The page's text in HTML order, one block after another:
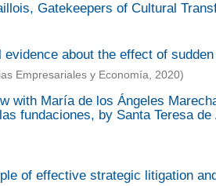
Gatekeepers of Cultural
about the effect of
Empresariales y Economía, 2020)
with María de los Ángeles
fundaciones, by Santa Teresa
of effective strategic litigation